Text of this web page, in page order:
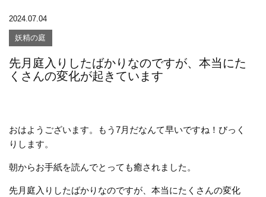
2024.07.04
妖精の庭
先月庭入りしたばかりなのですが、本当にた
くさんの変化が起きています
おはようございます。もう7月だなんて早いですね！びっく
りします。
朝からお手紙を読んでとっても癒されました。
先月庭入りしたばかりなのですが、本当にたくさんの変化